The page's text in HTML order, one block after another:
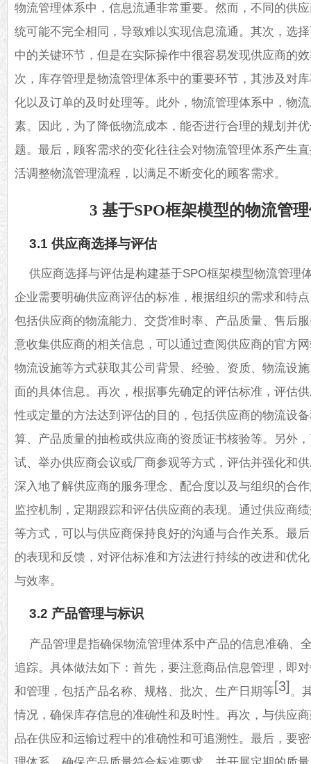
物流管理体系中，信息流通非常重要。然而，不同的供
统可能不完全相同，导致难以实现信息流通。其次，选
中的关键环节，但是在实际操作中很容易发现供应商的
次，库存管理是物流管理体系中的重要环节，其涉及对
化以及订单的及时处理等。此外，物流管理体系中，物
素。因此，为了降低物流成本，能否进行合理的规划并
题。最后，顾客需求的变化往往会对物流管理体系产生
活调整物流管理流程，以满足不断变化的顾客需求。
3 基于SPO框架模型的物流管
3.1 供应商选择与评估
供应商选择与评估是构建基于SPO框架模型物流管理
企业需要明确供应商评估的标准，根据组织的需求和特
包括供应商的物流能力、交货准时率、产品质量、售后
意收集供应商的相关信息，可以通过查阅供应商的官方
物流设施等方式获取其公司背景、经验、资质、物流设
面的具体信息。再次，根据事先确定的评估标准，评估
性或定量的方法达到评估的目的，包括供应商的物流设
算、产品质量的抽检或供应商的资质证书核验等。另外
试、举办供应商会议或厂商参观等方式，评估并强化和
深入地了解供应商的服务理念、配合度以及与组织的合
监控机制，定期跟踪和评估供应商的表现。通过供应商
等方式，可以与供应商保持良好的沟通与合作关系。最
的表现和反馈，对评估标准和方法进行持续的改进和优
与效率。
3.2 产品管理与标识
产品管理是指确保物流管理体系中产品的信息准确、
追踪。具体做法如下：首先，要注意商品信息管理，即
和管理，包括产品名称、规格、批次、生产日期等[3] 。
情况，确保库存信息的准确性和及时性。再次，与供应
品在供应和运输过程中的准确性和可追溯性。最后，要